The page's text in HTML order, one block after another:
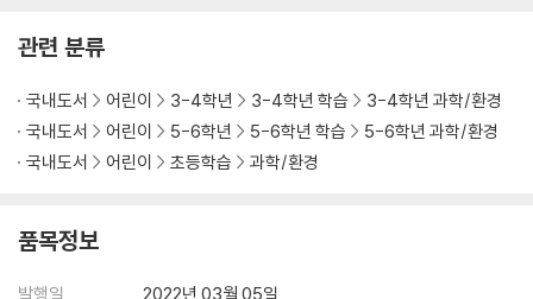
관련 분류
국내도서 어린이 3-4학년 3-4학년 학습
3-4학년 과학/환경
국내도서
어린이 5-6학년 5-6학년 학습
5-6학년 과학/환경
국내도서
어린이 초등학습 과학/환경
품목정보
발행일
2022년 03월 05일